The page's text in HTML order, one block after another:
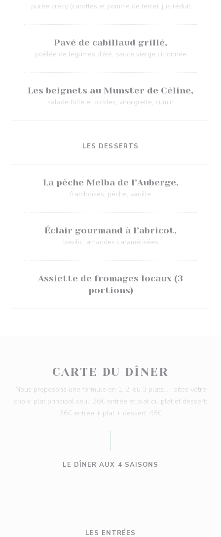
purée crécy (carottes et pomme de terre), jus réduit
Pavé de cabillaud grillé,
poêlée de légumes d’été, sauce vierge citronnée
Les beignets au Munster de Céline,
salade folle et pickles, vinaigrette, cumin
LES DESSERTS
La pêche Melba de l’Auberge,
framboises, pêche, vanille
Éclair gourmand à l’abricot,
basilic, amandes caramélisées
Assiette de fromages locaux (3
portions)
CARTE DU DÎNER
Nous proposons une formule en 1, 2, ou 3 plats... Faites votre
choix! plat principal seul: 26€ entrée et plat ou plat et dessert:
36€ entrée + plat + dessert: 48€
LE DÎNER AUX 4 SAISONS
LES ENTRÉES